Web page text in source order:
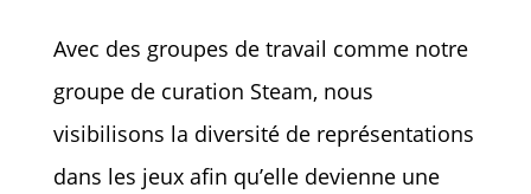
Avec des groupes de travail comme notre
groupe de curation Steam, nous
visibilisons la diversité de représentations
dans les jeux afin qu’elle devienne une